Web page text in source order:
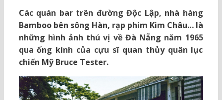
Các quán bar trên đường Độc Lập, nhà hàng
Bamboo bên sông Hàn, rạp phim Kim Châu… là
những hình ảnh thú vị về Đà Nẵng năm 1965
qua ống kính của cựu sĩ quan thủy quân lục
chiến Mỹ Bruce Tester.